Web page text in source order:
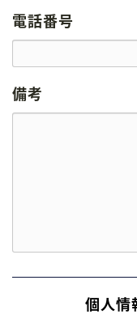
電話番号
備考
個人情